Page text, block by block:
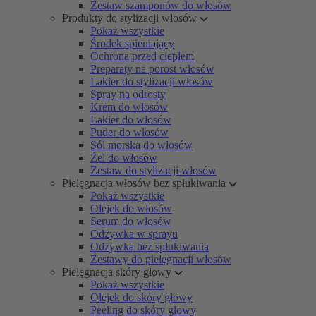
Zestaw szamponów do włosów
Produkty do stylizacji włosów
Pokaż wszystkie
Środek spieniający
Ochrona przed ciepłem
Preparaty na porost włosów
Lakier do stylizacji włosów
Spray na odrosty
Krem do włosów
Lakier do włosów
Puder do włosów
Sól morska do włosów
Żel do włosów
Zestaw do stylizacji włosów
Pielęgnacja włosów bez spłukiwania
Pokaż wszystkie
Olejek do włosów
Serum do włosów
Odżywka w sprayu
Odżywka bez spłukiwania
Zestawy do pielęgnacji włosów
Pielęgnacja skóry głowy
Pokaż wszystkie
Olejek do skóry głowy
Peeling do skóry głowy